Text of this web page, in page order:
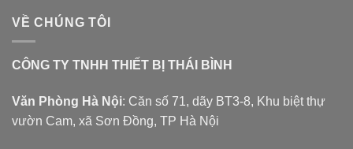
VỀ CHÚNG TÔI
CÔNG TY TNHH THIẾT BỊ THÁI BÌNH
Văn Phòng Hà Nội: Căn số 71, dãy BT3-8, Khu biệt thự
vườn Cam, xã Sơn Đồng, TP Hà Nội